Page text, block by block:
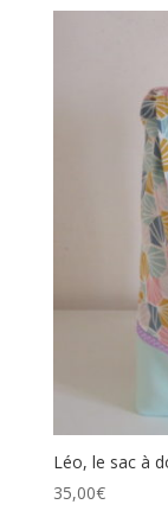
Léo, le sac à
35,00€